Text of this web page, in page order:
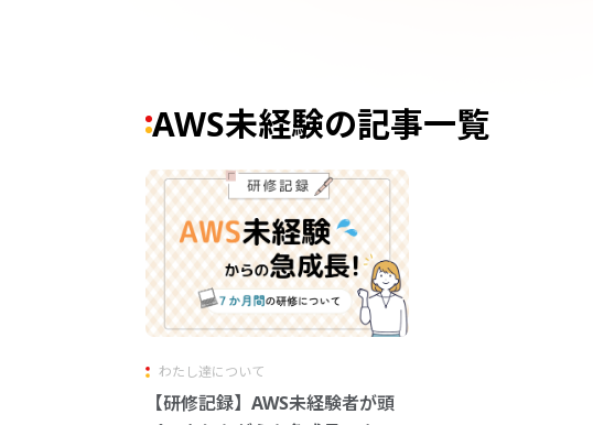
AWS未経験の記事一覧
わたし達について
【研修記録】AWS未経験者が頭